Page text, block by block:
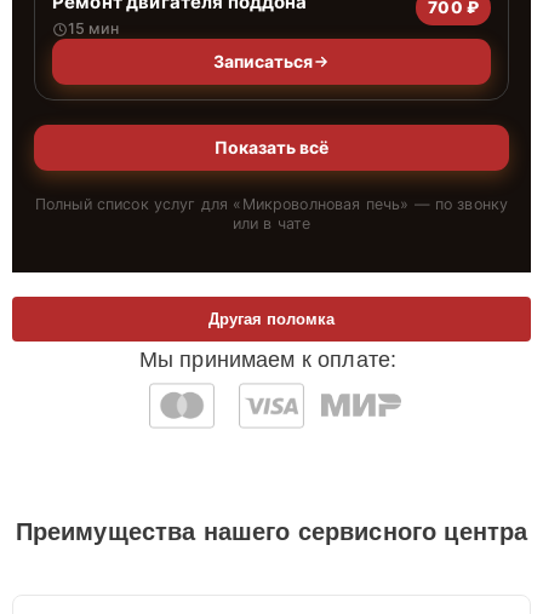
15 мин
700 ₽
Записаться
Показать всё
Полный список услуг для « Микроволновая печь» — по звонку
или в чате
Мы принимаем к оплате:
Другая поломка
Преимущества нашего сервисного центра